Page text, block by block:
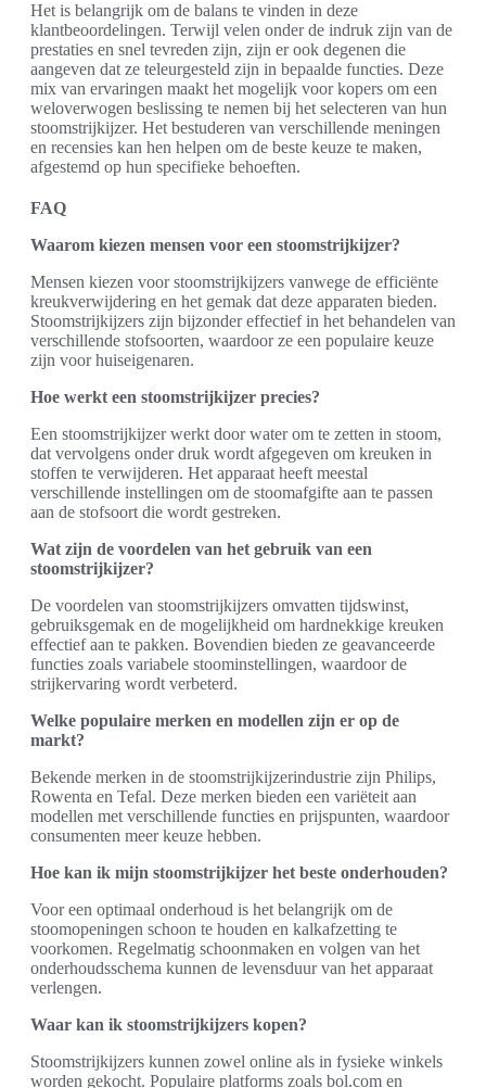
Het is belangrijk om de balans te vinden in deze
klantbeoordelingen. Terwijl velen onder de indruk zijn van de
prestaties en snel tevreden zijn, zijn er ook degenen die
aangeven dat ze teleurgesteld zijn in bepaalde functies. Deze
mix van ervaringen maakt het mogelijk voor kopers om een
weloverwogen beslissing te nemen bij het selecteren van hun
stoomstrijkijzer. Het bestuderen van verschillende meningen
en recensies kan hen helpen om de beste keuze te maken,
afgestemd op hun specifieke behoeften.
FAQ
Waarom kiezen mensen voor een stoomstrijkijzer?
Mensen kiezen voor stoomstrijkijzers vanwege de efficiënte
kreukverwijdering en het gemak dat deze apparaten bieden.
Stoomstrijkijzers zijn bijzonder effectief in het behandelen van
verschillende stofsoorten, waardoor ze een populaire keuze
zijn voor huiseigenaren.
Hoe werkt een stoomstrijkijzer precies?
Een stoomstrijkijzer werkt door water om te zetten in stoom,
dat vervolgens onder druk wordt afgegeven om kreuken in
stoffen te verwijderen. Het apparaat heeft meestal
verschillende instellingen om de stoomafgifte aan te passen
aan de stofsoort die wordt gestreken.
Wat zijn de voordelen van het gebruik van een
stoomstrijkijzer?
De voordelen van stoomstrijkijzers omvatten tijdswinst,
gebruiksgemak en de mogelijkheid om hardnekkige kreuken
effectief aan te pakken. Bovendien bieden ze geavanceerde
functies zoals variabele stoominstellingen, waardoor de
strijkervaring wordt verbeterd.
Welke populaire merken en modellen zijn er op de
markt?
Bekende merken in de stoomstrijkijzerindustrie zijn Philips,
Rowenta en Tefal. Deze merken bieden een variëteit aan
modellen met verschillende functies en prijspunten, waardoor
consumenten meer keuze hebben.
Hoe kan ik mijn stoomstrijkijzer het beste onderhouden?
Voor een optimaal onderhoud is het belangrijk om de
stoomopeningen schoon te houden en kalkafzetting te
voorkomen. Regelmatig schoonmaken en volgen van het
onderhoudsschema kunnen de levensduur van het apparaat
verlengen.
Waar kan ik stoomstrijkijzers kopen?
Stoomstrijkijzers kunnen zowel online als in fysieke winkels
worden gekocht. Populaire platforms zoals bol.com en